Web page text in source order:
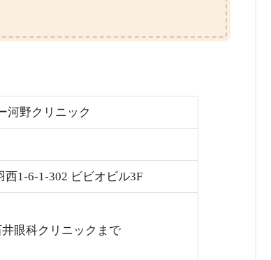
河野クリニック
西1-6-1-302 ビビオビル3F
井眼科クリニックまで